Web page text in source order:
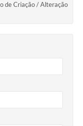
de Criação / Alteração